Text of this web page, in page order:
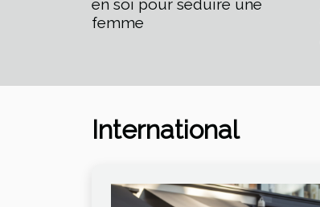
en soi pour séduire une
femme
International